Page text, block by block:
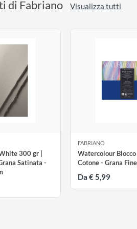
utilizzata per tutte le tecniche
di Fabriano Visualizza